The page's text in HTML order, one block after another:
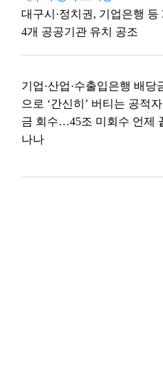
대구시·정치권, 기업은행 등
4개 공공기관 유치 공조
기업·산업·수출입은행 배당
으로 ‘간신히’ 버티는 공적자
금 회수…45조 미회수 언제
나나